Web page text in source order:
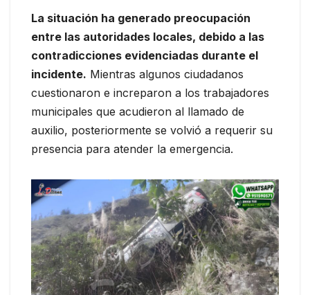
La situación ha generado preocupación
entre las autoridades locales, debido a las
contradicciones evidenciadas durante el
incidente. Mientras algunos ciudadanos
cuestionaron e increparon a los trabajadores
municipales que acudieron al llamado de
auxilio, posteriormente se volvió a requerir su
presencia para atender la emergencia.